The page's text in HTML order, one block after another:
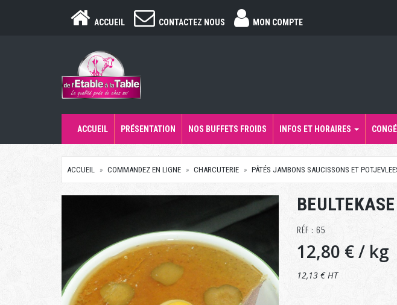
ACCUEIL CONTACTEZ NOUS MON COMPTE
ACCUEIL PRÉSENTATION NOS BUFFETS FROIDS INFOS ET HORAIRES
ACCUEIL COMMANDEZ EN LIGNE CHARCUTERIE PÂTÉS JAMBONS SAUCISSONS ET
RÉF : 65
12,80 €/ kg
12,13 € HT